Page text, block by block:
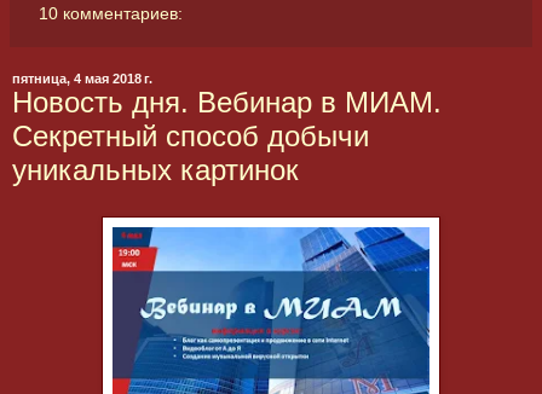
10 комментариев:
пятница, 4 мая 2018 г.
Новость дня. Вебинар в МИАМ.
Секретный способ добычи
уникальных картинок